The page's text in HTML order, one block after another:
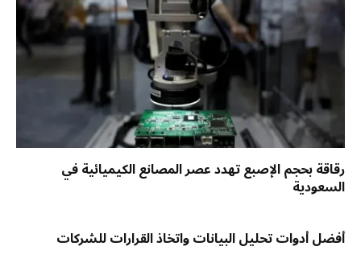
رقاقة بحجم الإصبع تهدد عصر المصانع الكيميائية في
السعودية
أفضل أدوات تحليل البيانات واتخاذ القرارات للشركات